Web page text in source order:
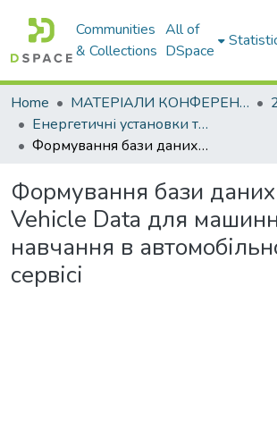
Communities
& Collections
All of
DSpace
Home МАТЕРІАЛИ КОНФЕРЕНЦІЙ
Енергетичні установки та альтернативні джерела енергії
Формування бази даних Logged Vehicle Data для машинного навчання в автомобільному сервісі
Формування бази
Vehicle Data для
навчання в
сервісі